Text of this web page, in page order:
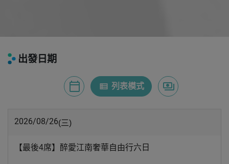
出發日期
calendar_today
月曆模式
view_list
列表模式 payments
價格模式
2026/08/26(三)
【最後4席】醉愛江南奢華自由行六日